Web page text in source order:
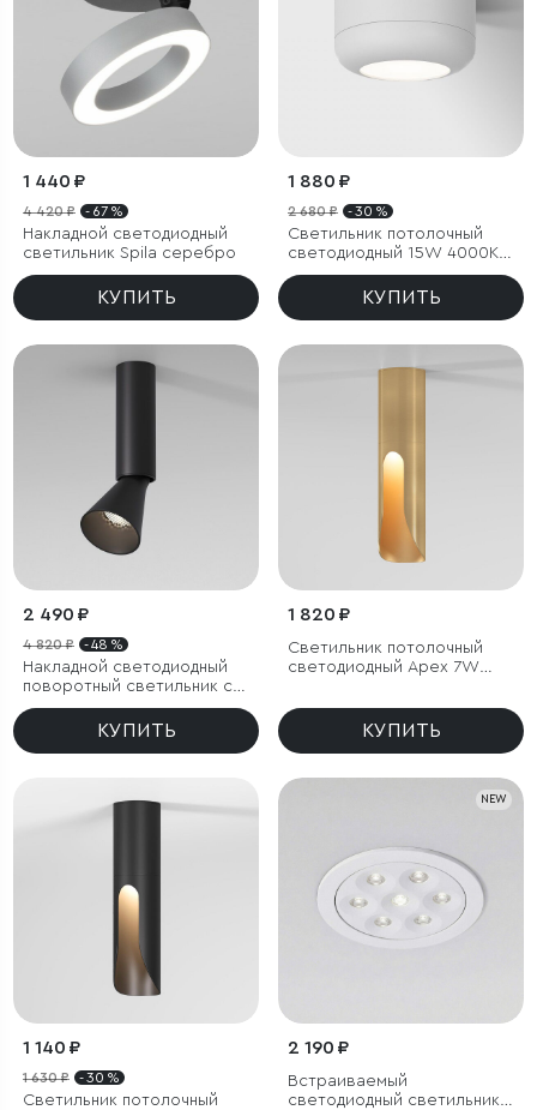
1 440 ₽
4 420 ₽ - 67 %
Накладной светодиодный
светильник Spila серебро
КУПИТЬ
1 880 ₽
2 680 ₽ - 30 %
Светильник потолочный
светодиодный 15W 4000K
белый
КУПИТЬ
2 490 ₽
4 820 ₽ - 48 %
Накладной светодиодный
поворотный светильник с
антибликовой решеткой
Piks 7W 4000К черный
КУПИТЬ
1 820 ₽
Светильник потолочный
светодиодный Apex 7W
КУПИТЬ
1 140 ₽
1 630 ₽ - 30 %
Светильник потолочный
NEW
2 190 ₽
Встраиваемый
светодиодный светильник